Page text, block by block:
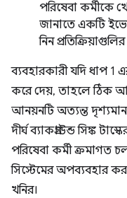
পরিষেবা কর্মীকে
জানাতে একটি
নিন
ব্যবহারকারী যদি ধাপ 1
করে দেয়, তাহলে ঠিক
আনয়নটি অত্যন্ত
দীর্ঘ ব্যাকগ্রাউন্ড সিঙ্ক
পরিষেবা কর্মী ক্রমাগত
সিস্টেমের অপব্যবহার
খনির।